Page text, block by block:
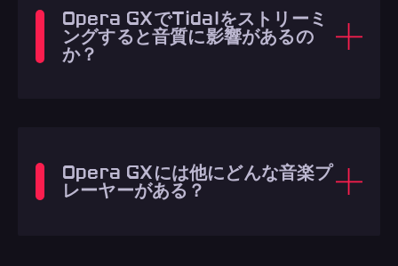
Opera GXでTidalをストリーミ
ングすると音質に影響があるの
か？
Opera GXには他にどんな音楽プ
レーヤーがある？